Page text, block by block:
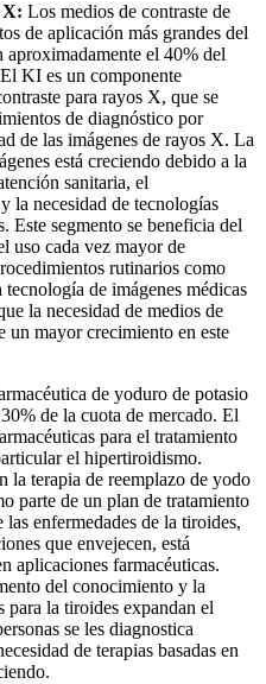
X: Los medios de contraste de
de aplicación más grandes del
aproximadamente el 40% del
KI es un componente
para rayos X, que se
de diagnóstico por
de las imágenes de rayos X. La
está creciendo debido a la
sanitaria, el
la necesidad de tecnologías
Este segmento se beneficia del
uso cada vez mayor de
rutinarios como
de imágenes médicas
la necesidad de medios de
un mayor crecimiento en este
de yoduro de potasio
de la cuota de mercado. El
para el tratamiento
el hipertiroidismo.
la terapia de reemplazo de yodo
parte de un plan de tratamiento
enfermedades de la tiroides,
que envejecen, está
aplicaciones farmacéuticas.
del conocimiento y la
para la tiroides expandan el
se les diagnostica
de terapias basadas en